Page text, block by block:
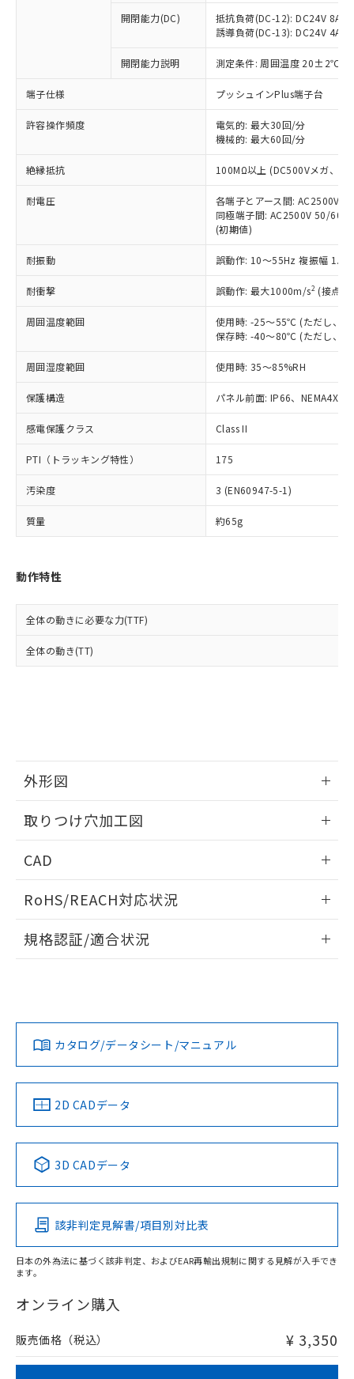
開閉能力(DC)
抵抗負荷(DC-12): DC24V 8A/
誘導負荷(DC-13): DC24V 4A/
開閉能力説明 測定条件: 周囲温度 20±2℃、
端子仕様 プッシュインPlus端子台
許容操作頻度
電気的: 最大30回/分
機械的: 最大60回/分
絶縁抵抗 100MΩ以上 (DC500Vメガ、点
耐電圧
各端子とアース間: AC2500V
同極端子間: AC2500V 50/
(初期値)
耐振動 誤動作: 10～55Hz 複振幅
耐衝撃 誤動作: 最大1000m/s2 (接点
周囲温度範囲
使用時: -25～55℃ (ただし、氷
保存時: -40～80℃ (ただし、氷
周囲湿度範囲 使用時: 35～85%RH
保護構造 パネル前面: IP66、NEMA4X,
感電保護クラス Class II
PTI（トラッキング特性） 175
汚染度 3 (EN60947-5-1)
質量 約65g
動作特性
全体の動きに必要な力(TTF)
全体の動き(TT)
外形図
取りつけ穴加工図
CAD
ドすることができます。
ログイン/会員登録
ダウンロードデータをご利用いただく前に、以下を必ずお読
みください。
ソフトウェアの使用条件
RoHS/REACH対応状況
EU RoHS 注意事項・凡例
対応済み
中国 RoHS 注意事項・凡例
Pb Hg Cd Cr(VI)
O
在庫等で未対応品が混在する可能性があります。
問い合わせください。
規格認証/適合状況
カタログ/データシート/マニュアル
2D CADデータ
3D CADデータ
該非判定見解書/項目別対比表
日本の外為法に基づく該非判定、およびEAR再輸出規制に関する見解が入手でき
ます。
オンライン購入
販売価格（税込） ¥ 3,350
商品の当社在庫状況および標準価格
(税抜)を提供させていただくもので
当社制御機器事業取扱商品の中には、
本サービスの対象外となる商品もある
ことをご了承ください。
在庫状況および標準価格照会結果は、
記載している更新日時点での社内デー
タに基づき作成されるものであり、閲
覧された時点での実際の在庫および標
準価格とは異なる場合があることをご
正式な納期状況および標準価格はお客
様のお取引先、またはお客様担当のオ
ムロン制御機器販売店・当社販売員に
オムロン制御機器販売店や当社販売拠
販売ネットワーク
」をご確認
在庫状況および標準価格結果を当社の
事前の承諾なく第三者に漏洩または開
示しないようお願いします。
マイパーツ機能（部品リスト作成サー
ビス）をご利用いただくには、I-Web
メンバーズにご登録されている必要が
あります。
お客様が当ウェブサイト上で当社にご
登録された部品リストについて、当社
および当社の共同利用者が、当社の製
品・サービスに関するお客様との取
引・商談に必要な範囲で利用すること
非含有の対応状況を調査中または確認中の
非該当品：ライセンス料など無形物で、有
害物質有無と関係のない商品です。
いたものが、含有品と判明した場合などや
むを得ず変更することがあります。
鉛(Pb) 1000ppm以下、 水銀(Hg) 1000ppm以下、 カド
六価クロム(Cr(Ⅵ)) 1000ppm以下、ポリ臭化ビフェニル
類(PBB) 1000ppm以下、ポリ臭化ジフェニルエーテル類
(PBDE) 1000ppm以下、フタル酸ビス(2-エチルヘキシ
ル) (DEHP)(別名：DOP) 1000ppm以下、フタル酸ブチ
ルベンジル（BBP） 1000ppm以下、フタル酸ジブチル
（DBP） 1000ppm以下、フタル酸ジイソブチル
但し、RoHS指令で産業用監視および制御機器に対する
図的な使用がないことを確認しています。
部品在庫の切り替え状況などにより、予定
月が前後することがあります。
※3 非含有証明書ダウンロード
下記の非含有証明書をダウンロードするこ
EU RoHS指令（10物質）の非含有証明書
ものではありません。
また、RoHS指令のフタル酸エステル類４
荷製品に未対応品が混在することから備考
「○」：最大均質材料含有率が中国RoHSの
基準値以下であることを示します。
「×」：最大均質材料含有率が中国RoHSの
基準値を超えていることを示します。
い合わせください。
*中国RoHS10物質の基準値 (GB/T26572)：
Pb(鉛) :1000ppm、 Hg(水銀) : 1000ppm、 Cd(カドミウ
ム) : 100ppm、
Cr(Ⅵ)(六価クロム) : 1000ppm、 PBBs(ポリ臭化ビフェ
ニル類) : 1000ppm、 PBDEs(ポリ臭化ジフェニルエーテ
DBP(フタル酸ジブチル) : 1000ppm、 DIBP(フタル酸ジ
イソブチル) : 1000ppm、 BBP(フタル酸ブチルベンジ
DEHP(フタル酸ビス(2-エチルヘキシル)) : 1000ppm
「ｅ」：有害物質（10物質）のすべてが基
準値以下であることを示します。
「10」：通常の使用状況下において有害物
質が外部に漏えいし、環境に深刻な影響を
及ぼさない年数を意味します。
「－」：未確認です。当社販売部門へお問
当社は、これら貴社製品のうち、外国
為替および外国貿易法に定める商品
（以下｢規制貨物等」という）を輸出
または国外への提供する場合は、日本
国政府の輸出許可(または役務取引許
可)を取得するなどの必要な手続きを
当社は規制貨物を破棄する場合は、完
全に破砕するなど、違法に輸出されな
いよう必要な手段を講じます。
当社は貴社製品を、核兵器、ミサイ
ル、化学兵器、生物兵器またはその他
武器並びにこれらの製造装置等に一切
当社は、貴社製品を第三者に販売する
場合は、上記1、2および3の内容を当
該第三者に通知します。また当社は、
販売先および販売に係わる関係者が違
法に輸出するおそれがある場合は、取
り引きをいたしません。
キャンセル
一定数以上の在庫あり
一定数には満たないが在庫あり
在庫なし(最新の在庫状況につ
いては、お客様のお取引先、ま
たはお客様担当のオムロン制御
機器販売店・当社販売員にご確
受注生産機種、また在庫状況の
情報を公開していない機種